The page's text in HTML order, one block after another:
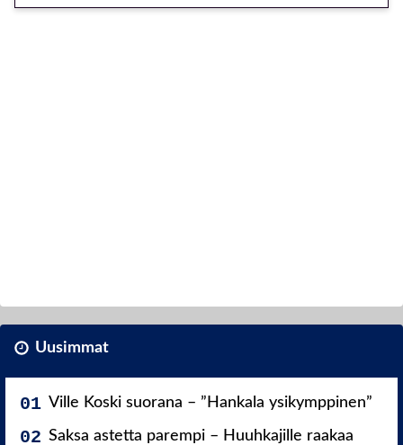
Uusimmat
Ville Koski suorana – ”Hankala ysikymppinen”
Saksa astetta parempi – Huuhkajille raakaa